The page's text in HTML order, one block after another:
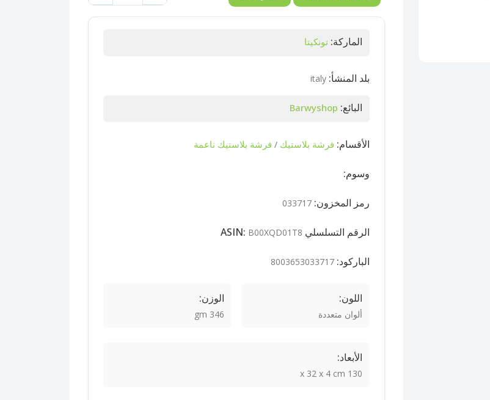
الماركة: تونكيتا
بلد المنشأ: italy
البائع: Barwyshop
الأقسام: فرشة بلاستيك / فرشة بلاستيك ناعمة
وسوم:
رمز المخزون: 033717
الرقم التسلسلي ASIN: B00XQD01T8
الباركود: 8003653033717
اللون:
ألوان متعددة
الوزن:
346 gm
الأبعاد:
130 x 32 x 4 cm